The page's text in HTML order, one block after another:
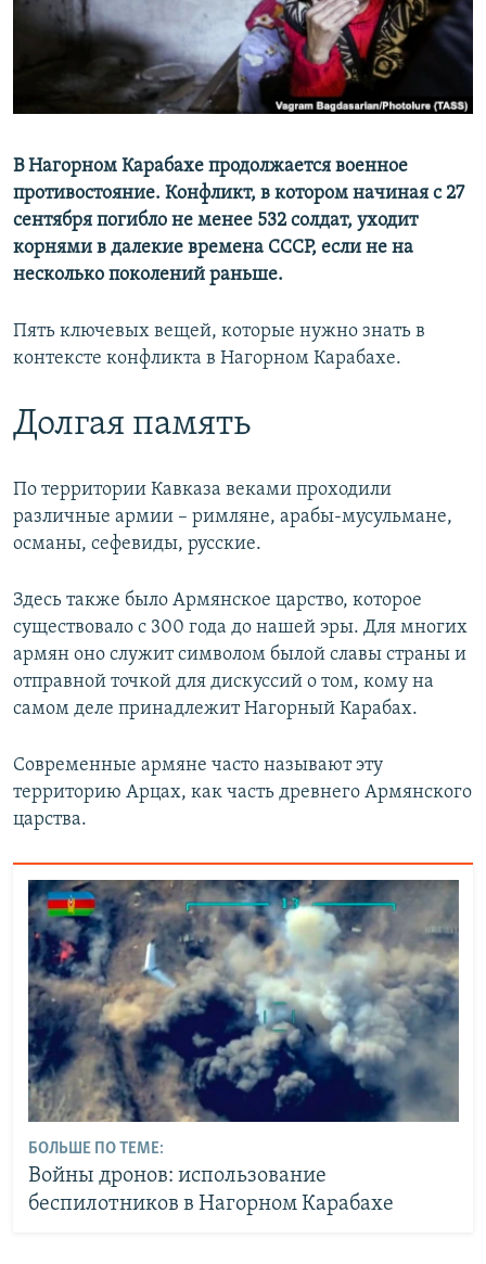
ПОБЕДИТЕЛЕЙ НЕ СУДЯТ?
КРЫМ.НЕПОКОРЕННЫЙ
ПРИСОЕДИНЯЙТЕСЬ!
Все сайты RFE/RL
В Нагорном Карабахе продолжается военное
противостояние. Конфликт, в котором начиная с 27
сентября погибло не менее 532 солдат, уходит
корнями в далекие времена СССР, если не на
несколько поколений раньше.
Пять ключевых вещей, которые нужно знать в
контексте конфликта в Нагорном Карабахе.
Долгая память
По территории Кавказа веками проходили
различные армии – римляне, арабы-мусульмане,
османы, сефевиды, русские.
Здесь также было Армянское царство, которое
существовало с 300 года до нашей эры. Для многих
армян оно служит символом былой славы страны и
отправной точкой для дискуссий о том, кому на
самом деле принадлежит Нагорный Карабах.
Современные армяне часто называют эту
территорию Арцах, как часть древнего Армянского
царства.
БОЛЬШЕ ПО ТЕМЕ:
Войны дронов: использование
беспилотников в Нагорном Карабахе